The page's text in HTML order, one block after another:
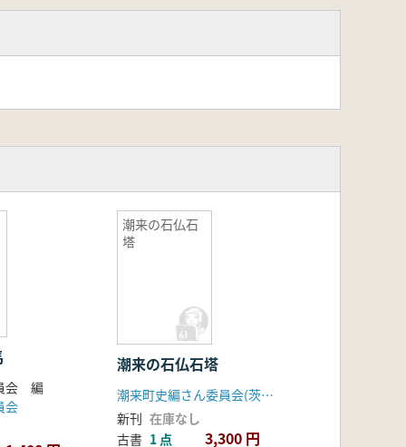
会 編
会
潮来の石仏石
塔
潮来の石仏石塔
潮来町史編さん委員会(茨城県)
新刊 在庫なし
古書 1 点 3,300 円